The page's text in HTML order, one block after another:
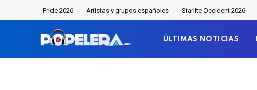
Pride 2026 Artistas y grupos españoles Starlite Occident 2026
ÚLTIMAS NOTICIAS